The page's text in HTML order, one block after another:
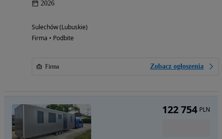
2026
Sulechów (Lubuskie)
Firma • Podbite
Firma Zobacz ogłoszenia
122 754 PLN